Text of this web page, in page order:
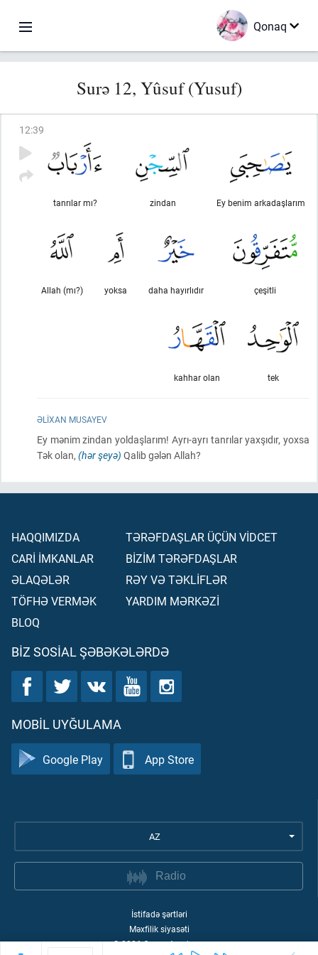
Qonaq
Surə 12, Yûsuf (Yusuf)
12:39
Ey benim arkadaşlarım
zindan
tanrılar mı?
çeşitli
daha hayırlıdır
yoksa
Allah (mı?)
tek
kahhar olan
ƏLIXAN MUSAYEV
Ey mənim zindan yoldaşlarım! Ayrı-ayrı tanrılar yaxşıdır, yoxsa
Tək olan, (hər şeyə) Qalib gələn Allah?
HAQQIMIZDA
CARİ İMKANLAR
ƏLAQƏLƏR
TÖFHƏ VERMƏK
BLOQ
TƏRƏFDAŞLAR ÜÇÜN VİDCET
BİZİM TƏRƏFDAŞLAR
RƏY VƏ TƏKLİFLƏR
YARDIM MƏRKƏZİ
BIZ SOSIAL ŞƏBƏKƏLƏRDƏ
MOBIL UYĞULAMA
Google Play App Store
AZ
Radio
İstifadə şərtləri
Məxfilik siyasəti
©2026Quran Academy